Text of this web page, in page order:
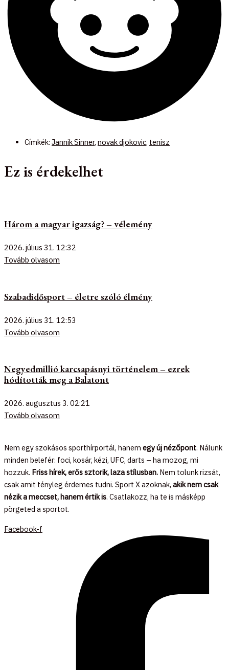
Címkék: Jannik Sinner, novak djokovic, tenisz
Ez is érdekelhet
Három a magyar igazság? – vélemény
2026. július 31. 12:32
Tovább olvasom
Szabadidősport – életre szóló élmény
2026. július 31. 12:53
Tovább olvasom
Negyedmillió karcsapásnyi történelem – ezrek
hódították meg a Balatont
2026. augusztus 3. 02:21
Tovább olvasom
Nem egy szokásos sporthírportál, hanem egy új nézőpont. Nálunk
minden belefér: foci, kosár, kézi, UFC, darts – ha mozog, mi
hozzuk. Friss hírek, erős sztorik, laza stílusban. Nem tolunk rizsát,
csak amit tényleg érdemes tudni. Sport X azoknak, akik nem csak
nézik a meccset, hanem értik is. Csatlakozz, ha te is másképp
pörgeted a sportot.
Facebook-f